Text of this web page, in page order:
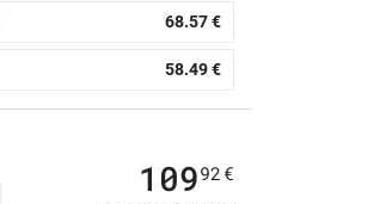
68.57 €
58.49 €
10992 €